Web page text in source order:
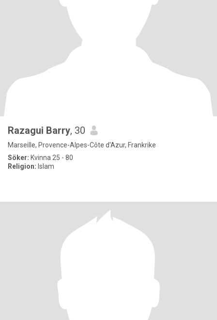
Razagui Barry, 30
Marseille, Provence-Alpes-Côte d'Azur, Frankrike
Söker: Kvinna 25 - 80
Religion: Islam